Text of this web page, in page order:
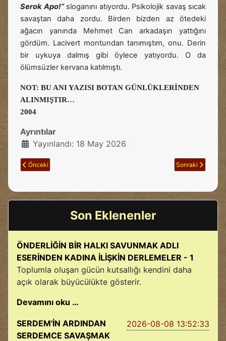
Serok Apo!”sloganını atıyordu. Psikolojik savaş sıcak
savaştan daha zordu. Birden bizden az ötedeki
ağacın yanında Mehmet Can arkadaşın yattığını
gördüm. Lacivert montundan tanımıştım, onu. Derin
bir uykuya dalmış gibi öylece yatıyordu. O da
ölümsüzler kervana katılmıştı.
NOT: BU ANI YAZISI BOTAN GÜNLÜKLERİNDEN
ALINMIŞTIR…
2004
Ayrıntılar
Yayınlandı: 18 May 2026
Önceki makale: 41 Dünya efsanesi
Önceki Sonraki makale:
Sonraki
Son Eklenenler
ÖNDERLİĞİN BİR HALKI SAVUNMAK ADLI
ESERİNDEN KADINA İLİŞKİN DERLEMELER - 1
Toplumla oluşan gücün kutsallığı kendini daha
açık olarak büyücülükte gösterir.
Devamını oku …
2026-08-08 13:52:33
SERDEM'İN ARDINDAN
SERDEMCE SAVAŞMAK